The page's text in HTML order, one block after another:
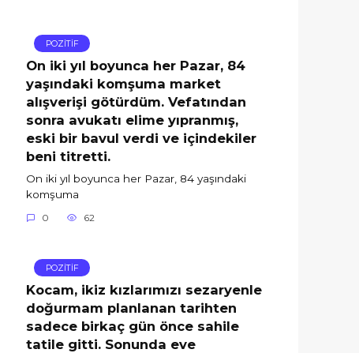
POZİTİF
On iki yıl boyunca her Pazar, 84
yaşındaki komşuma market
alışverişi götürdüm. Vefatından
sonra avukatı elime yıpranmış,
eski bir bavul verdi ve içindekiler
beni titretti.
On iki yıl boyunca her Pazar, 84 yaşındaki
komşuma
0 62
POZİTİF
Kocam, ikiz kızlarımızı sezaryenle
doğurmam planlanan tarihten
sadece birkaç gün önce sahile
tatile gitti. Sonunda eve